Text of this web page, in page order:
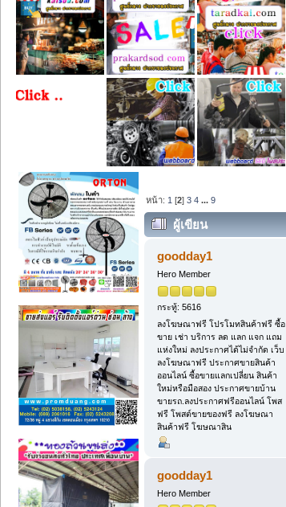
หน้า: 1 [2]3 4 ...9
ผู้เขียน
goodday1
Hero Member
กระทู้: 5616
ลงโฆษณาฟรี โปรโมทสินค้าฟรี ซื้อ
ขาย เช่า บริการ ลด แลก แจก แถม
แห่งใหม่ ลงประกาศได้ไม่จำกัด เว็บ
ลงโฆษณาฟรี ประกาศขายสินค้า
ออนไลน์ ซื้อขายแลกเปลี่ยน สินค้า
ใหม่หรือมือสอง ประกาศขายบ้าน
ขายรถ.ลงประกาศฟรีออนไลน์ โพส
ฟรี โพสต์ขายของฟรี ลงโฆษณา
สินค้าฟรี โฆษณาสิน
goodday1
Hero Member